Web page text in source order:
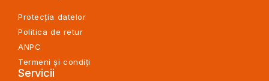
Protecția datelor
Politica de retur
ANPC
Termeni și condiți
Servicii